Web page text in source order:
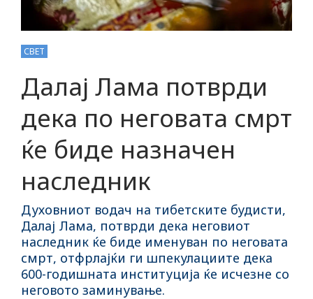
СВЕТ
Далај Лама потврди
дека по неговата смрт
ќе биде назначен
наследник
Духовниот водач на тибетските будисти,
Далај Лама, потврди дека неговиот
наследник ќе биде именуван по неговата
смрт, отфрлајќи ги шпекулациите дека
600-годишната институција ќе исчезне со
неговото заминување.